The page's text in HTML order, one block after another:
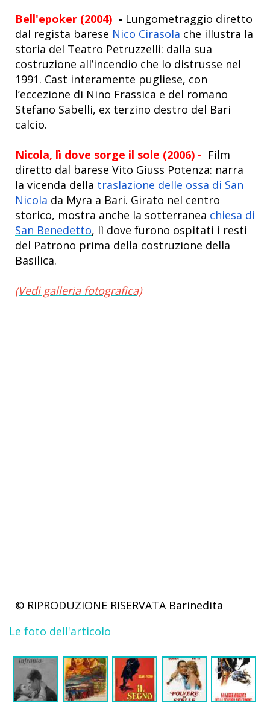
Bell'epoker (2004) - Lungometraggio diretto
dal regista barese Nico Cirasola che illustra la
storia del Teatro Petruzzelli: dalla sua
costruzione all’incendio che lo distrusse nel
1991. Cast interamente pugliese, con
l’eccezione di Nino Frassica e del romano
Stefano Sabelli, ex terzino destro del Bari
calcio.
Nicola, lì dove sorge il sole (2006) - Film
diretto dal barese Vito Giuss Potenza: narra
la vicenda della traslazione delle ossa di San
Nicola da Myra a Bari. Girato nel centro
storico, mostra anche la sotterranea chiesa di
San Benedetto, lì dove furono ospitati i resti
del Patrono prima della costruzione della
Basilica.
(Vedi galleria fotografica)
© RIPRODUZIONE RISERVATA Barinedita
Le foto dell'articolo